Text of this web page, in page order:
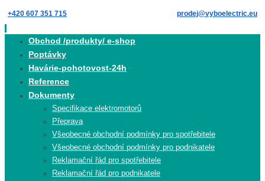
Skip
to
content
+420 607 351 715 prodej@vyboelectric.eu
Obchod /produkty/ e-shop
Poptávky
Havárie-pohotovost-24h
Reference
Dokumenty
Specifikace elektromotorů
Přeprava
Všeobecné obchodní podmínky pro spotřebitele
Všeobecné obchodní podmínky pro podnikatele
Reklamační řád pro spotřebitele
Reklamační řád pro podnikatele